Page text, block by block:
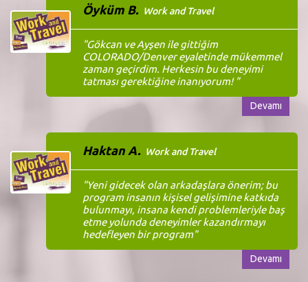
Öyküm B. Work and Travel
"Gökcan ve Ayşen ile gittiğim
COLORADO/Denver eyaletinde mükemmel
zaman geçirdim. Herkesin bu deneyimi
tatması gerektiğine inanıyorum! "
Devamı
Haktan A. Work and Travel
"Yeni gidecek olan arkadaşlara önerim; bu
program insanın kişisel gelişimine katkıda
bulunmayı, insana kendi problemleriyle baş
etme yolunda deneyimler kazandırmayı
hedefleyen bir program"
Devamı